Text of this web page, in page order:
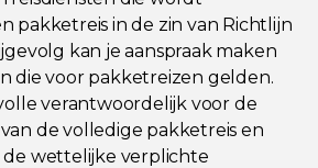
pakketreis in de zin van Richtlijn
kan je aanspraak maken
die voor pakketreizen gelden.
verantwoordelijk voor de
de volledige pakketreis en
de wettelijke verplichte